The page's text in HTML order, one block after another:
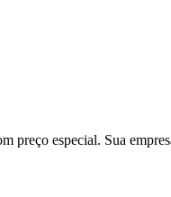
preço especial. Sua